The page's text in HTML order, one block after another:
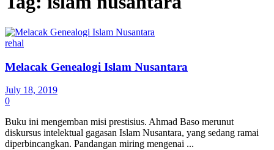
rehal
Melacak Genealogi Islam Nusantara
July 18, 2019
0
Buku ini mengemban misi prestisius. Ahmad Baso merunut
diskursus intelektual gagasan Islam Nusantara, yang sedang ramai
diperbincangkan. Pandangan miring mengenai ...